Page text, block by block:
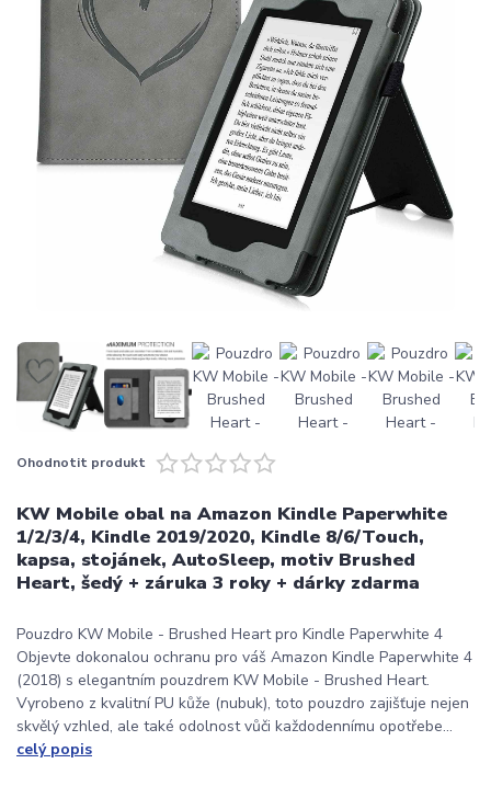
Ohodnotit produkt
KW Mobile obal na Amazon Kindle Paperwhite
1/2/3/4, Kindle 2019/2020, Kindle 8/6/Touch,
kapsa, stojánek, AutoSleep, motiv Brushed
Heart, šedý + záruka 3 roky + dárky zdarma
Pouzdro KW Mobile - Brushed Heart pro Kindle Paperwhite 4
Objevte dokonalou ochranu pro váš Amazon Kindle Paperwhite 4
(2018) s elegantním pouzdrem KW Mobile - Brushed Heart.
Vyrobeno z kvalitní PU kůže (nubuk), toto pouzdro zajišťuje nejen
skvělý vzhled, ale také odolnost vůči každodennímu opotřebe...
celý popis